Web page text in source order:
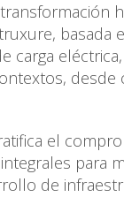
basada
carga eléctrica,
desde
el
para
de